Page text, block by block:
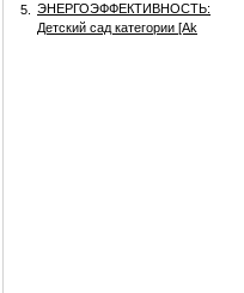
5.
ЭНЕРГОЭФФЕКТИВНОСТЬ:
Детский сад категории [Аk